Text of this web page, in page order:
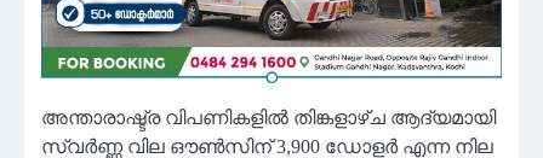
അന്താരാഷ്ട്ര വിപണികളില്‍ തിങ്കളാഴ്ച ആദ്യമായി
സ്വര്‍ണ്ണ വില ഔണ്‍സിന് 3,900 ഡോളര്‍ എന്ന നില